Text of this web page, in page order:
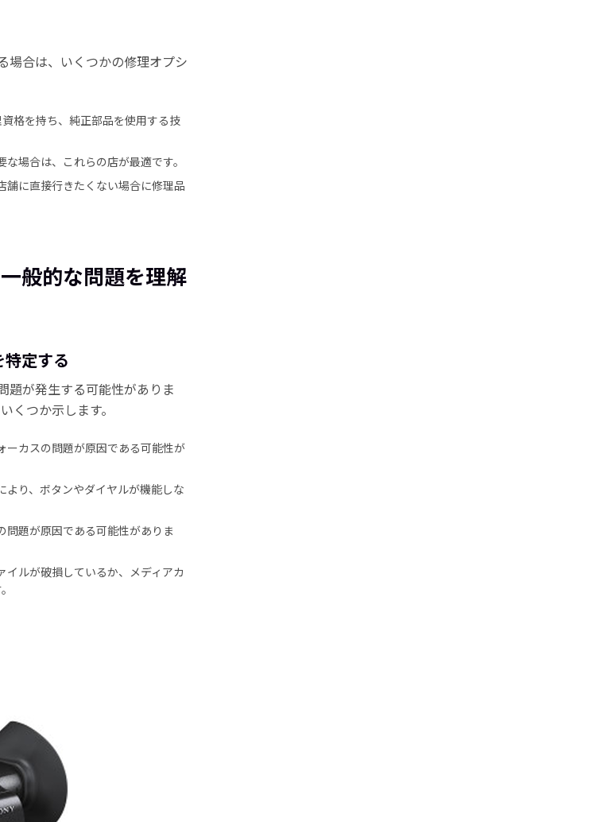
場合は、いくつかの修理オプシ
格を持ち、純正部品を使用する技
場合は、これらの店が最適です。
舗に直接行きたくない場合に修理品
般的な問題を理解
定する
題が発生する可能性がありま
くつか示します。
ーカスの問題が原因である可能性が
より、ボタンやダイヤルが機能しな
問題が原因である可能性がありま
ルが破損しているか、メディアカ